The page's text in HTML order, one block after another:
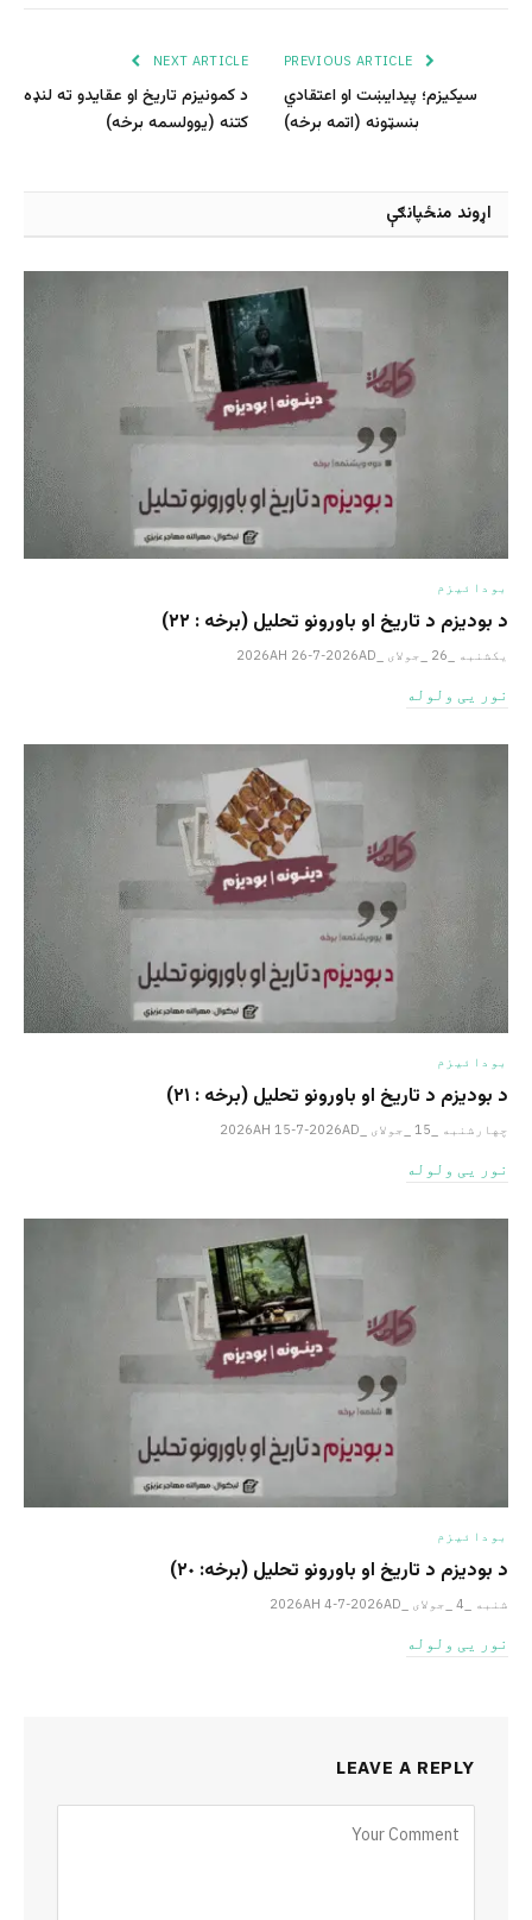
سیکیزم؛ پیدایښت او اعتقادي
بنسټونه (اتمه برخه)
NEXT ARTICLE
د کمونیزم تاریخ او عقایدو ته لنډه
کتنه (یوولسمه برخه)
اړوند منځپانګې
بودائیزم
د بودیزم د تاریخ او باورونو تحلیل (برخه : ۲۲)
یکشنبه _26 _جولای _2026AH 26-7-2026AD
نور یی ولوله
بودائیزم
د بودیزم د تاریخ او باورونو تحلیل (برخه : ٢١)
چهارشنبه _15 _جولای _2026AH 15-7-2026AD
نور یی ولوله
بودائیزم
د بودیزم د تاریخ او باورونو تحلیل (برخه: ٢٠)
شنبه _4 _جولای _2026AH 4-7-2026AD
نور یی ولوله
LEAVE A REPLY